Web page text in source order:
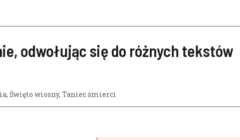
odwołując się do różnych tekstów
, Święto wiosny, Taniec śmierci